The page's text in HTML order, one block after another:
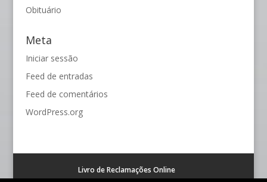
Obituário
Meta
Iniciar sessão
Feed de entradas
Feed de comentários
WordPress.org
Livro de Reclamações Online